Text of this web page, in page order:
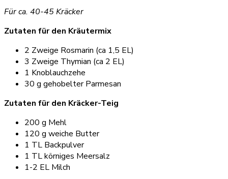
Für ca. 40-45 Kräcker
Zutaten für den Kräutermix
2 Zweige Rosmarin (ca 1,5 EL)
3 Zweige Thymian (ca 2 EL)
1 Knoblauchzehe
30 g gehobelter Parmesan
Zutaten für den Kräcker-Teig
200 g Mehl
120 g weiche Butter
1 TL Backpulver
1 TL körniges Meersalz
1-2 EL Milch